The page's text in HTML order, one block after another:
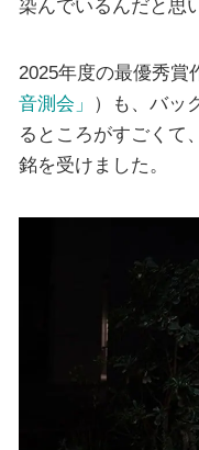
染んでいるんだと思
2025年度の最優秀賞
音測会」 ）も、バッ
るところがすごくて
銘を受けました。